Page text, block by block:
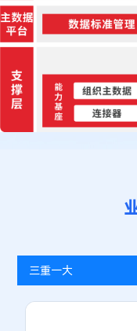
三重一大